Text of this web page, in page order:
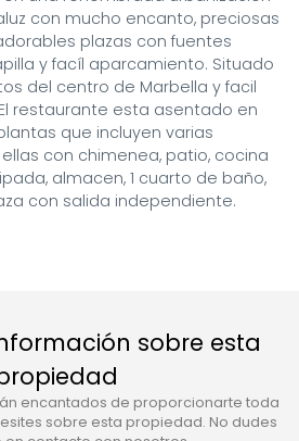
con mucho encanto, preciosas
plazas con fuentes
y facíl aparcamiento. Situado
del centro de Marbella y facil
restaurante esta asentado en
que incluyen varias
con chimenea, patio, cocina
almacen, 1 cuarto de baño,
con salida independiente.
sobre esta
encantados de proporcionarte toda
sobre esta propiedad. No dudes